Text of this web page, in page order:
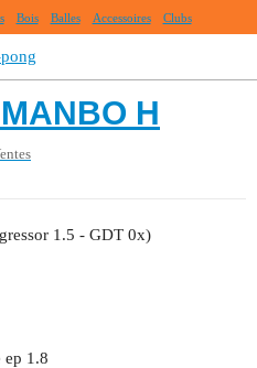
Bois Balles Accessoires Clubs
H
1.5 - GDT 0x)
ep 1.8